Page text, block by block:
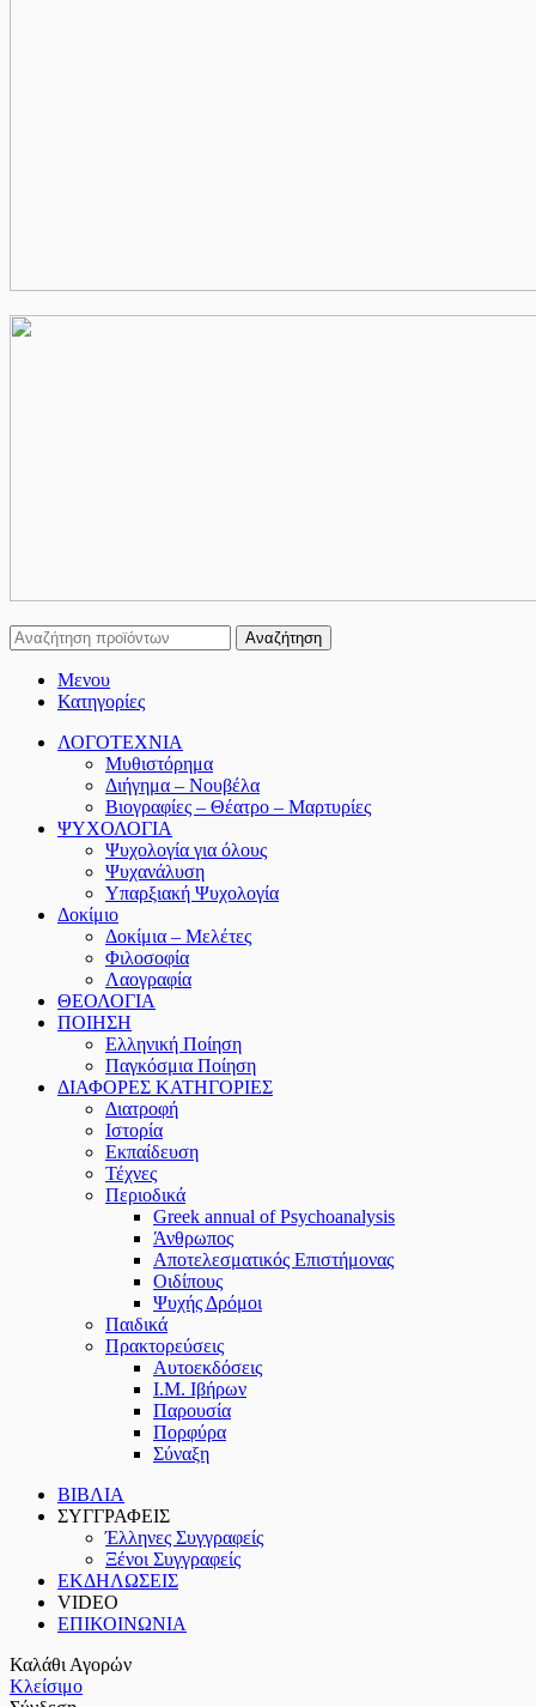
Αναζήτηση
Μενου
Κατηγορίες
ΛΟΓΟΤΕΧΝΙΑ
Μυθιστόρημα
Διήγημα – Νουβέλα
Βιογραφίες – Θέατρο – Μαρτυρίες
ΨΥΧΟΛΟΓΙΑ
Ψυχολογία για όλους
Ψυχανάλυση
Υπαρξιακή Ψυχολογία
Δοκίμιο
Δοκίμια – Μελέτες
Φιλοσοφία
Λαογραφία
ΘΕΟΛΟΓΙΑ
ΠΟΙΗΣΗ
Ελληνική Ποίηση
Παγκόσμια Ποίηση
ΔΙΑΦΟΡΕΣ ΚΑΤΗΓΟΡΙΕΣ
Διατροφή
Ιστορία
Εκπαίδευση
Τέχνες
Περιοδικά
Greek annual of Psychoanalysis
Άνθρωπος
Αποτελεσματικός Επιστήμονας
Οιδίπους
Ψυχής Δρόμοι
Παιδικά
Πρακτoρεύσεις
Αυτοεκδόσεις
Ι.Μ. Ιβήρων
Παρουσία
Πορφύρα
Σύναξη
ΒΙΒΛΙΑ
ΣΥΓΓΡΑΦΕΙΣ
Έλληνες Συγγραφείς
Ξένοι Συγγραφείς
ΕΚΔΗΛΩΣΕΙΣ
VIDEO
ΕΠΙΚΟΙΝΩΝΙΑ
Καλάθι Αγορών
Κλείσιμο